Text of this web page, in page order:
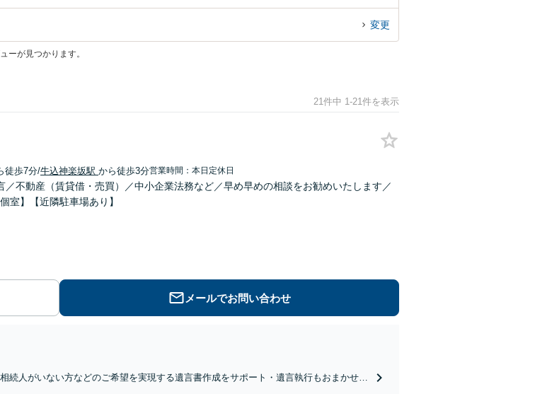
変更
ーが見つかります。
21件中 1-21件を表示
徒歩7分/牛込神楽坂駅 から徒歩3分営業時間：本日定休日
／不動産（賃貸借・売買）／中小企業法務など／早め早めの相談をお勧めいたします／
室】【近隣駐車場あり】
メールでお問い合わせ
相続人がいない方などのご希望を実現する遺言書作成をサポート・遺言執行もおまかせく